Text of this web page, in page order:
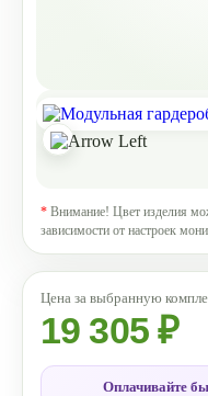
* Внимание! Цвет изделия
зависимости от настроек
19 305 ₽
Оплачивайте